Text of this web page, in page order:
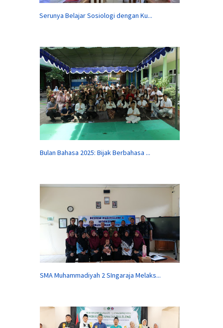
Serunya Belajar Sosiologi dengan Ku...
Bulan Bahasa 2025: Bijak Berbahasa ...
SMA Muhammadiyah 2 SIngaraja Melaks...